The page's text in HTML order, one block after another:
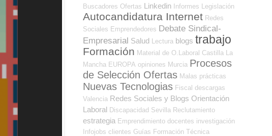
Buscadores Ofertas Linkedin Informes Legislación
Autocandidatura Internet Redes
Sociales Emprendedores Debate Sindical-
Empresarial Salud Lectura blogs trabajo
Formación Material de O.Laboral Castilla La
Mancha EUROPA opiniones Murcia Procesos
de Selección Ofertas Malas prácticas
Nuevas Tecnologias Fiscal descargas
Valencia Redes Sociales y Blogs Orientación
Laboral Discapacidad Sevilla Reclutamiento
estrategia Emprendimiento docentes investigación
Infojobs clientes Guías Formación Técnica